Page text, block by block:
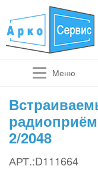
Меню
2/2048
АРТ.:D111664